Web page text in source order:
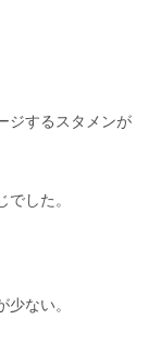
ジするスタメンが
した。
ない。